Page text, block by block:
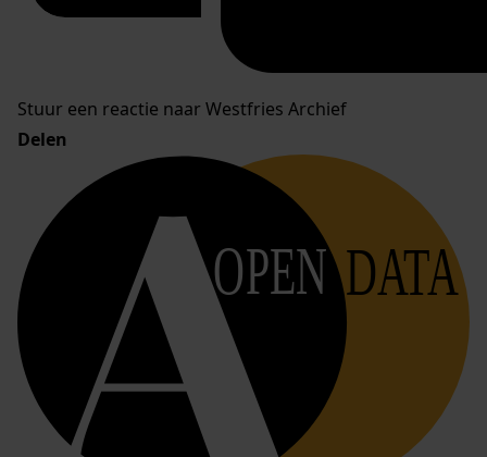
Stuur een reactie naar Westfries Archief
Delen
OPEN DATA